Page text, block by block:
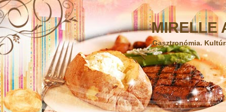
MIRELLE
Gasztronómia.